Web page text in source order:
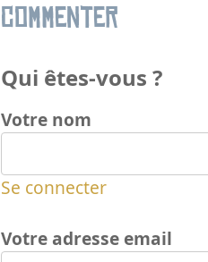
Commenter
Qui êtes-vous ?
Votre nom
Se connecter
Votre adresse email